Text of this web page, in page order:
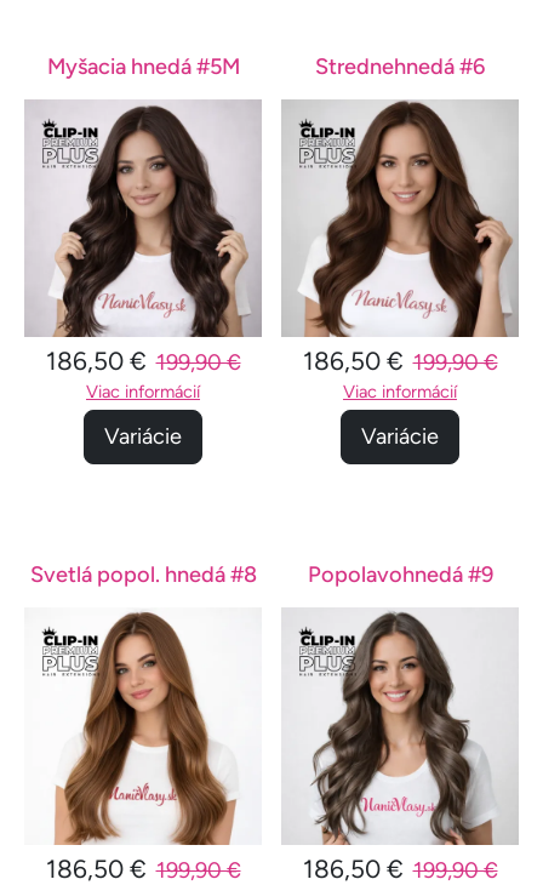
Myšacia hnedá #5M
186,50 € 199,90 €
Viac informácií
Variácie
Strednehnedá #6
186,50 € 199,90 €
Viac informácií
Variácie
Svetlá popol. hnedá #8
186,50 € 199,90 €
Popolavohnedá #9
186,50 € 199,90 €